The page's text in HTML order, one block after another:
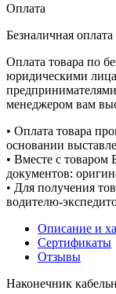
Оплата
Безналичная оплата
Оплата товара по
юридическими
менеджером вам
• Оплата товара
основании
• Вместе с
документов:
• Для получения
водителю-
Описание и
Сертификаты
Отзывы
Наконечник